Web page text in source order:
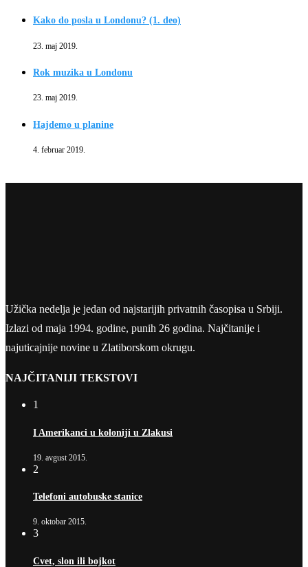
Kako do posla u Londonu? (1. deo)
23. maj 2019.
Rok muzika u Londonu
23. maj 2019.
Hajdemo u planine
4. februar 2019.
Užička nedelja je jedan od najstarijih privatnih časopisa u Srbiji.
Izlazi od maja 1994. godine, punih 26 godina. Najčitanije i
najuticajnije novine u Zlatiborskom okrugu.
NAJČITANIJI TEKSTOVI
1
I Amerikanci u koloniji u Zlakusi
19. avgust 2015.
2
Telefoni autobuske stanice
9. oktobar 2015.
3
Cvet, slon ili bojkot